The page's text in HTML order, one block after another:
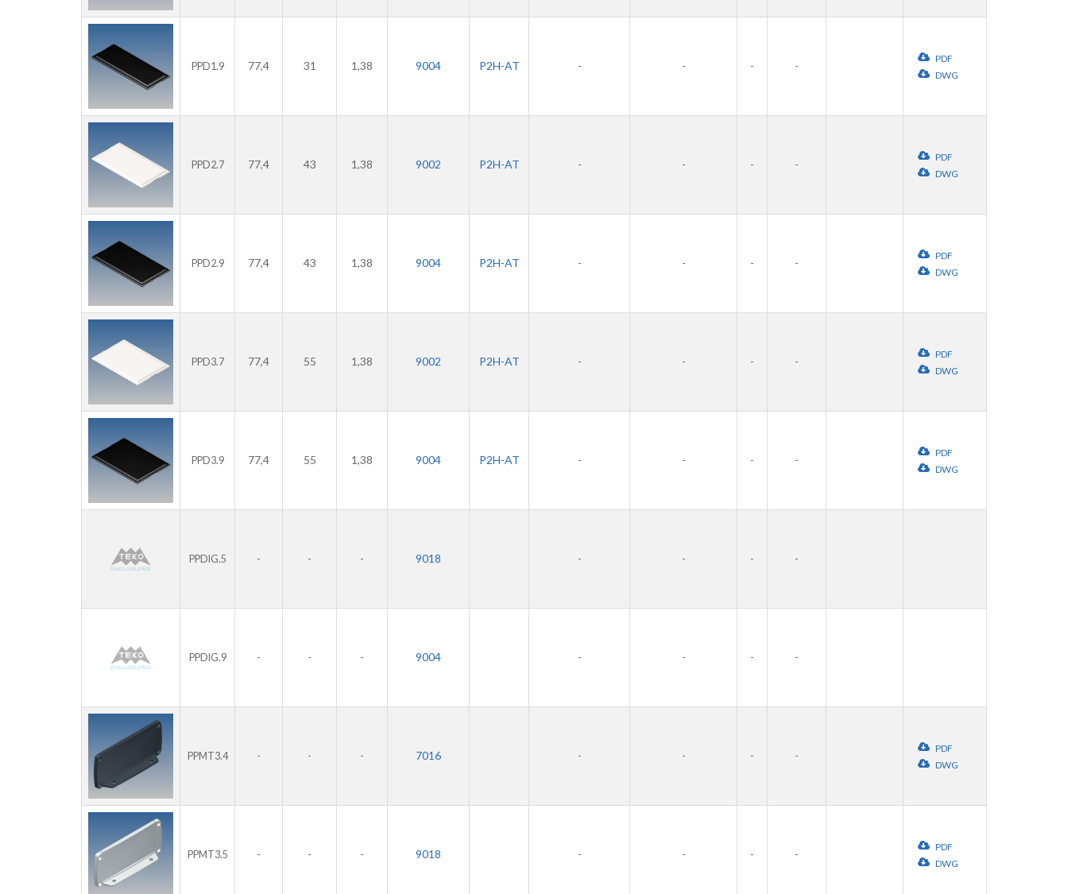
PPD1.9 77,4 31 1,38 9004 P2H-AT - - - -
PDF
DWG
PPD2.7 77,4 43 1,38 9002 P2H-AT - - - -
PDF
DWG
PPD2.9 77,4 43 1,38 9004 P2H-AT - - - -
PDF
DWG
PPD3.7 77,4 55 1,38 9002 P2H-AT - - - -
PDF
DWG
PPD3.9 77,4 55 1,38 9004 P2H-AT - - - -
PDF
DWG
PPDIG.5 - - - 9018 - - - -
PPDIG.9 - - - 9004 - - - -
PPMT3.4 - - - 7016 - - - -
PDF
DWG
PPMT3.5 - - - 9018 - - - -
PDF
DWG